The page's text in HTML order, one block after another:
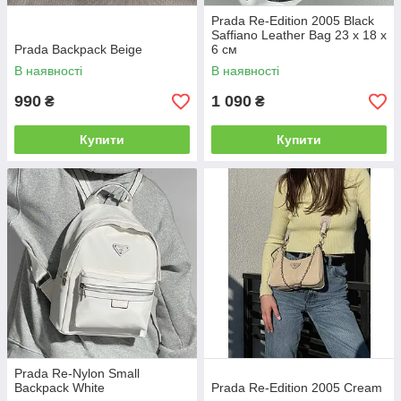
Prada Backpack Beige
В наявності
990 ₴
Купити
Prada Re-Edition 2005 Black
Saffiano Leather Bag 23 х 18 х
6 см
В наявності
1 090 ₴
Купити
Prada Re-Nylon Small
Backpack White
Prada Re-Edition 2005 Cream